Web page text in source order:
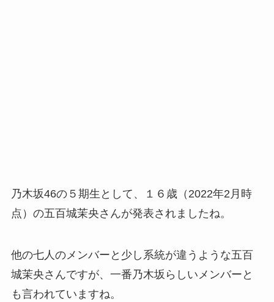
乃木坂46の５期生として、１６歳（ 2022年2月時
点）の五百城茉央さんが発表されましたね。
他の七人のメンバーと少し系統が違うような五百
城茉央さんですが、一番乃木坂らしいメンバーと
も言われていますね。